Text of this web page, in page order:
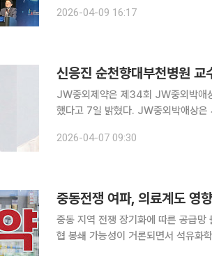
데 국내외 전문가들이 ‘AI가 이끄는
2026-04-09 16:17
신응진 순천향대부천병원 교
JW중외제약은 제34회 JW중외박애
했다고 7일 밝혔다. JW중외박애상은 사회에서 박애정신을 구현하고 있는 의료인을 발굴하기 위해
학교 부천병원장과 대한외과학회 이
2026-04-07 09:30
중동전쟁 여파, 의료계도 영
중동 지역 전쟁 장기화에 따른 공급
협 봉쇄 가능성이 거론되면서 석유화